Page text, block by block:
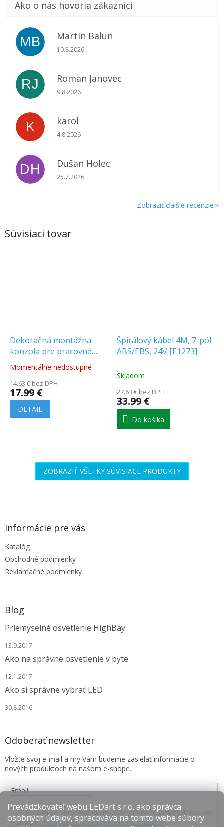
Prevádzkovateľ webu LEDart s.r.o. ako správca
osobných údajov, spracováva na tomto webe súbory
Súvisiaci tovar
Dekoračná montážna
konzola pre pracovné
svetlá [AKC8002]
Priemerné
produktu
je
5.0
Momentálne nedostupné
14.63 € bez DPH
17.99 €
DETAIL
Špirálový kábel 4M, 7-pól
ABS/EBS, 24V [E1273]
Skladom
27.63 € bez DPH
33.99 €
Do košíka
ZOBRAZIŤ VŠETKY SÚVISIACE PRODUKTY
MB Martin Balun
Hodnotenie obchodu je 5 z 5 hviezdičiek.
10.8.2026
RJ Roman Janovec
Hodnotenie obchodu je 5 z 5 hviezdičiek.
9.8.2026
K karol
Hodnotenie obchodu je 5 z 5 hviezdičiek.
4.8.2026
DH Dušan Holec
Hodnotenie obchodu je 5 z 5 hviezdičiek.
25.7.2026
Zobraziť ďalšie recenzie
Z
Informácie pre vás
Katalóg
Obchodné podmienky
Reklamačné podmienky
Blog
Priemyselné osvetlenie HighBay
13.9.2017
Ako na správne osvetlenie v byte
12.1.2017
Ako si správne vybrať LED
30.8.2016
Odoberať newsletter
Vložte svoj e-mail a my Vám budeme zasielať informácie o
nových produktoch na našom e-shope.
Email
Súhlasím so spracovávaním poskytnutých osobných údajov
v zmysle Podmienok ochrany osobných údajov.